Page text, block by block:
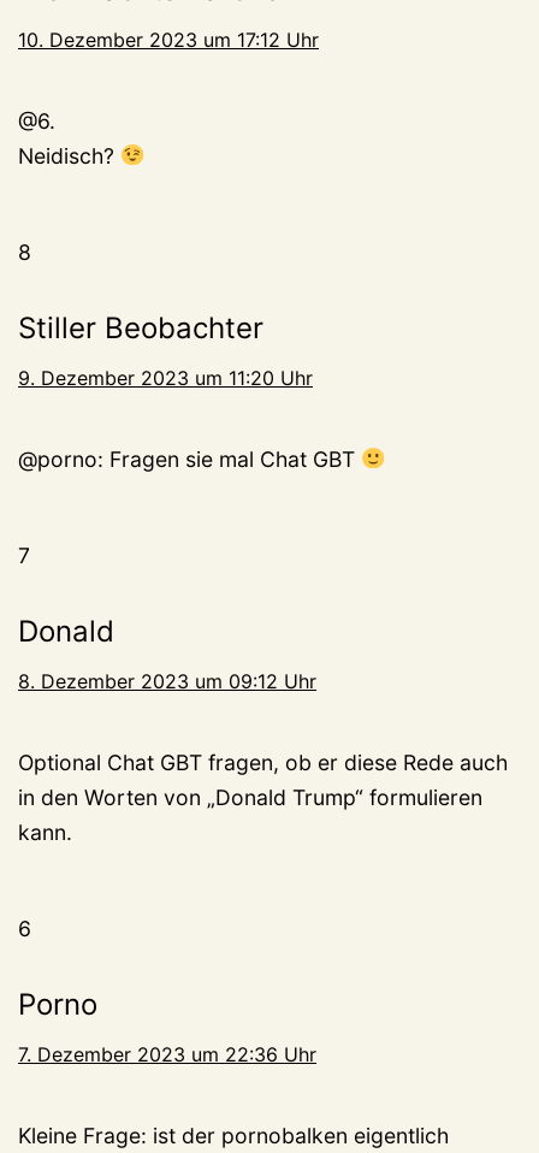
10. Dezember 2023 um 17:12 Uhr
@6.
Neidisch?
8
Stiller Beobachter
9. Dezember 2023 um 11:20 Uhr
@porno: Fragen sie mal Chat GBT
7
Donald
8. Dezember 2023 um 09:12 Uhr
Optional Chat GBT fragen, ob er diese Rede auch
in den Worten von „Donald Trump“ formulieren
kann.
6
Porno
7. Dezember 2023 um 22:36 Uhr
Kleine Frage: ist der pornobalken eigentlich